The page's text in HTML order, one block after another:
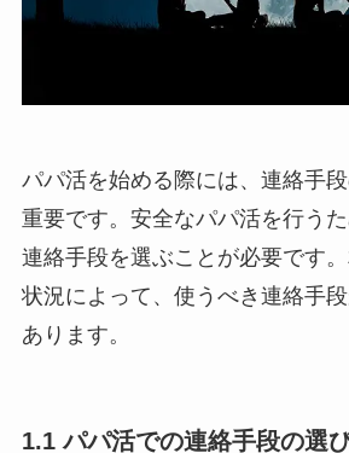
パパ活を始める際には、連絡手
重要です。安全なパパ活を行う
連絡手段を選ぶことが必要です
状況によって、使うべき連絡手
あります。
1.1 パパ活での連絡手段の選